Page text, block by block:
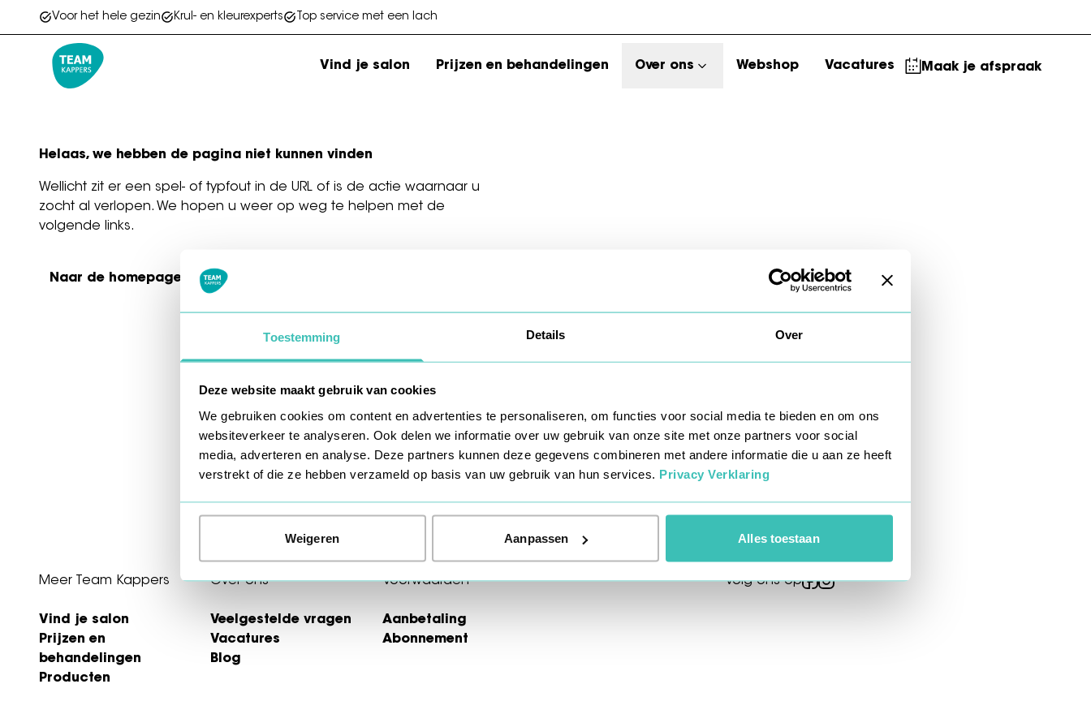
Toestemming Details Over
Deze website maakt gebruik van cookies
We gebruiken cookies om content en advertenties te personaliseren, om functies voor social media te bieden en om ons
websiteverkeer te analyseren. Ook delen we informatie over uw gebruik van onze site met onze partners voor social
media, adverteren en analyse. Deze partners kunnen deze gegevens combineren met andere informatie die u aan ze heeft
verstrekt of die ze hebben verzameld op basis van uw gebruik van hun services. Privacy Verklaring
Weigeren Aanpassen Alles toestaan
Voor het hele gezin Krul- en kleurexperts Top service met een lach
Vind je salon Prijzen en behandelingen Over ons Webshop Vacatures Maak je afspraak
Helaas, we hebben de pagina niet kunnen vinden
Wellicht zit er een spel- of typfout in de URL of is de actie waarnaar u
zocht al verlopen. We hopen u weer op weg te helpen met de
volgende links.
Naar de homepage
Meer Team Kappers
Vind je salon
Prijzen en
behandelingen
Producten
Over ons
Veelgestelde vragen
Vacatures
Blog
Voorwaarden
Aanbetaling
Abonnement
Volg ons op